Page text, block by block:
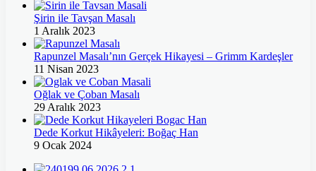
Şirin ile Tavşan Masalı
1 Aralık 2023
Rapunzel Masalı’nın Gerçek Hikayesi – Grimm Kardeşler
11 Nisan 2023
Oğlak ve Çoban Masalı
29 Aralık 2023
Dede Korkut Hikâyeleri: Boğaç Han
9 Ocak 2024